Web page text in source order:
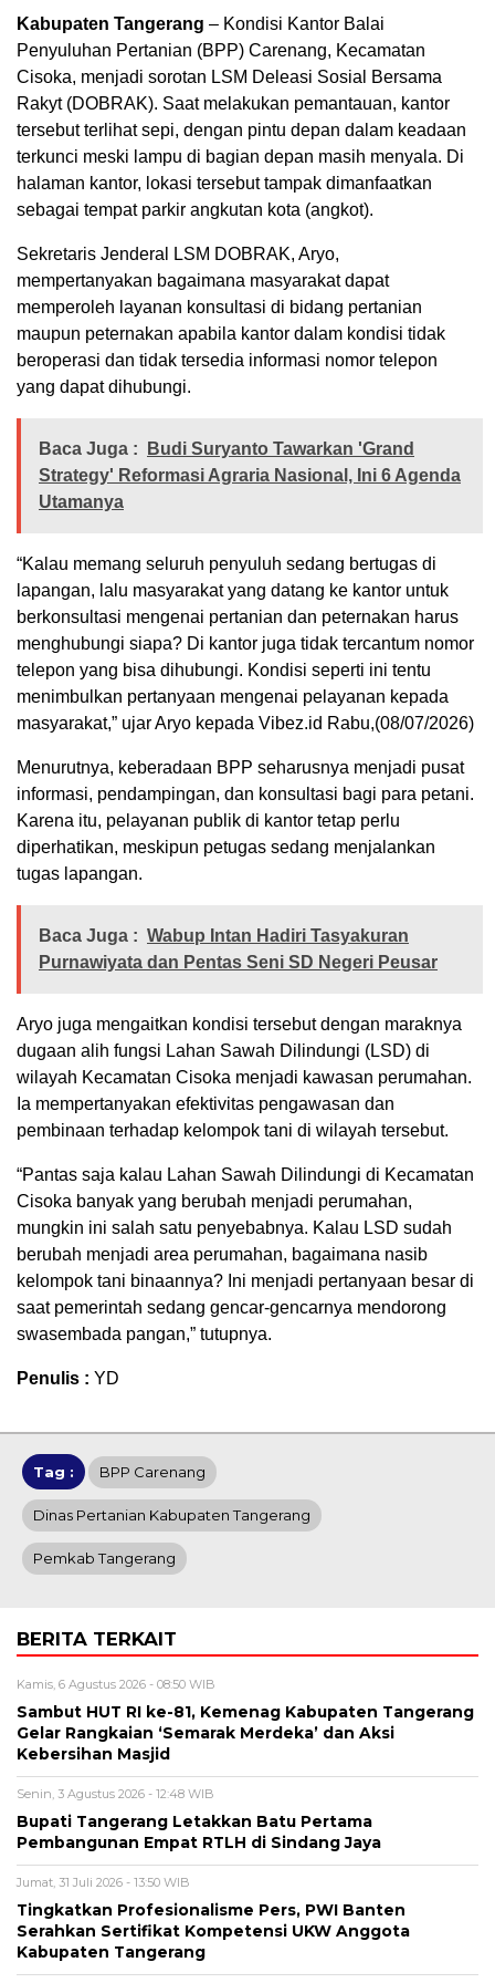
Kabupaten Tangerang – Kondisi Kantor Balai
Penyuluhan Pertanian (BPP) Carenang, Kecamatan
Cisoka, menjadi sorotan LSM Deleasi Sosial Bersama
Rakyt (DOBRAK). Saat melakukan pemantauan, kantor
tersebut terlihat sepi, dengan pintu depan dalam keadaan
terkunci meski lampu di bagian depan masih menyala. Di
halaman kantor, lokasi tersebut tampak dimanfaatkan
sebagai tempat parkir angkutan kota (angkot).
Sekretaris Jenderal LSM DOBRAK, Aryo,
mempertanyakan bagaimana masyarakat dapat
memperoleh layanan konsultasi di bidang pertanian
maupun peternakan apabila kantor dalam kondisi tidak
beroperasi dan tidak tersedia informasi nomor telepon
yang dapat dihubungi.
Baca Juga :
Budi Suryanto Tawarkan 'Grand
Strategy' Reformasi Agraria Nasional, Ini 6 Agenda
Utamanya
“Kalau memang seluruh penyuluh sedang bertugas di
lapangan, lalu masyarakat yang datang ke kantor untuk
berkonsultasi mengenai pertanian dan peternakan harus
menghubungi siapa? Di kantor juga tidak tercantum nomor
telepon yang bisa dihubungi. Kondisi seperti ini tentu
menimbulkan pertanyaan mengenai pelayanan kepada
masyarakat,” ujar Aryo kepada Vibez.id Rabu,(08/07/2026)
Menurutnya, keberadaan BPP seharusnya menjadi pusat
informasi, pendampingan, dan konsultasi bagi para petani.
Karena itu, pelayanan publik di kantor tetap perlu
diperhatikan, meskipun petugas sedang menjalankan
tugas lapangan.
Baca Juga : Wabup Intan Hadiri Tasyakuran
Purnawiyata dan Pentas Seni SD Negeri Peusar
Aryo juga mengaitkan kondisi tersebut dengan maraknya
dugaan alih fungsi Lahan Sawah Dilindungi (LSD) di
wilayah Kecamatan Cisoka menjadi kawasan perumahan.
Ia mempertanyakan efektivitas pengawasan dan
pembinaan terhadap kelompok tani di wilayah tersebut.
“Pantas saja kalau Lahan Sawah Dilindungi di Kecamatan
Cisoka banyak yang berubah menjadi perumahan,
mungkin ini salah satu penyebabnya. Kalau LSD sudah
berubah menjadi area perumahan, bagaimana nasib
kelompok tani binaannya? Ini menjadi pertanyaan besar di
saat pemerintah sedang gencar-gencarnya mendorong
swasembada pangan,” tutupnya.
Penulis : YD
Tag : BPP Carenang
Dinas Pertanian Kabupaten Tangerang
Pemkab Tangerang
BERITA TERKAIT
Kamis, 6 Agustus 2026 - 08:50 WIB
Sambut HUT RI ke-81, Kemenag Kabupaten Tangerang
Gelar Rangkaian ‘Semarak Merdeka’ dan Aksi
Kebersihan Masjid
Senin, 3 Agustus 2026 - 12:48 WIB
Bupati Tangerang Letakkan Batu Pertama
Pembangunan Empat RTLH di Sindang Jaya
Jumat, 31 Juli 2026 - 13:50 WIB
Tingkatkan Profesionalisme Pers, PWI Banten
Serahkan Sertifikat Kompetensi UKW Anggota
Kabupaten Tangerang